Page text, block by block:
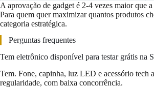
A aprovação de gadget é 2-4 vezes maior que
Para quem quer maximizar quantos produtos
categoria estratégica.
Perguntas frequentes
Tem eletrônico disponível para testar grátis na
Tem. Fone, capinha, luz LED e acessório tech
regularidade, com baixa concorrência.